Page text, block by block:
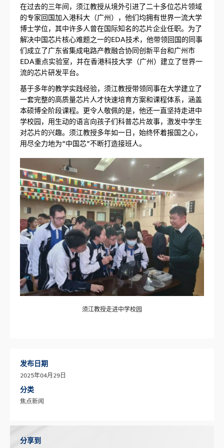
在过去的三年间，须江教授从境外引进了二十多位芯片领域
的专家回国加入港科大（广州），他们均拥有世界一流大学
博士学位，其中许多人曾在国际知名的芯片企业任职。为了
解决中国芯片核心难题之一的EDA技术，他带领回国的同事
们成立了广东省集成电路产教融合协同创新平台和广州市
EDA重点实验室，并在香港科技大学（广州）建立了世界一
流的芯片研发平台。
基于多年的教学实践经验，须江教授带领同事在大学建立了
一套完整的高质量芯片人才快速培育方案和课程体系，涵盖
本硕博全阶段课程。更令人敬佩的是，他还一直坚持走进中
学校园，用生动的语言向孩子们科普芯片故事，激发中学生
对芯片的兴趣。须江教授多年如一日，始终怀着报国之心，
用尽全力地为“中国芯”不断打造接班人。
须江教授走进中学校园
发布日期
2025年04月29日
分类
焦点新闻
分享到